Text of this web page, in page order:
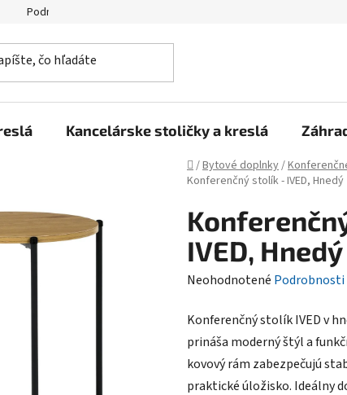
Podmienky ochrany osobných údajov Reklamačný
Kancelárske stoličky a kreslá
Domov
/Bytové doplnky/
Konferenčný stolík - IVED, Hnedý
IVED, Hnedý
Priemerné
produktu
je
0,0
z
Neohodnotené
Konferenčný stolík IVED v
prináša moderný štýl a
kovový rám zabezpečujú
praktické úložisko. Ideálny